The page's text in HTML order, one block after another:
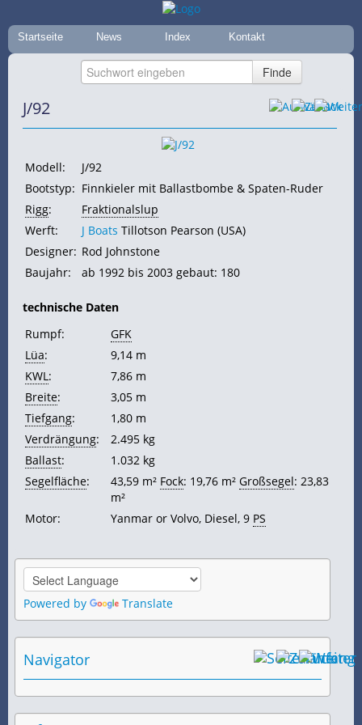
Startseite News Index Kontakt
J/92
Modell:
J/92
Bootstyp: Finnkieler mit Ballastbombe & Spaten-Ruder
Rigg:
Fraktionalslup
Werft:
J Boats Tillotson Pearson (USA)
Designer: Rod Johnstone
Baujahr:
ab 1992 bis 2003 gebaut: 180
technische Daten
Rumpf:
GFK
Lüa:
9,14 m
KWL:
7,86 m
Breite:
3,05 m
Tiefgang:
1,80 m
Verdrängung:
2.495 kg
Ballast:
1.032 kg
Segelfläche: 43,59 m² Fock: 19,76 m² Großsegel: 23,83
m²
Motor:
Yanmar or Volvo, Diesel, 9 PS
Powered by Translate
Navigator